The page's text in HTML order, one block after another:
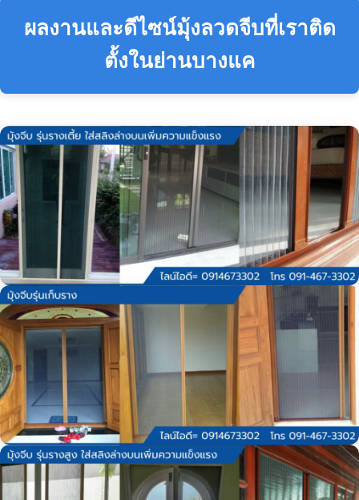
ผลงานและดีไซน์มุ้งลวดจีบที่เราติด
ตั้งในย่านบางแค